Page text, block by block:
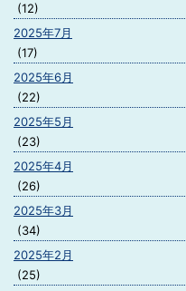
(12)
2025年7月
(17)
2025年6月
(22)
2025年5月
(23)
2025年4月
(26)
2025年3月
(34)
2025年2月
(25)